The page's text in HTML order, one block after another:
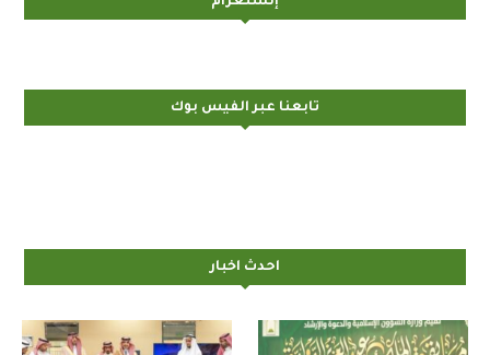
إنستغرام
تابعنا عبر الفيس بوك
احدث اخبار